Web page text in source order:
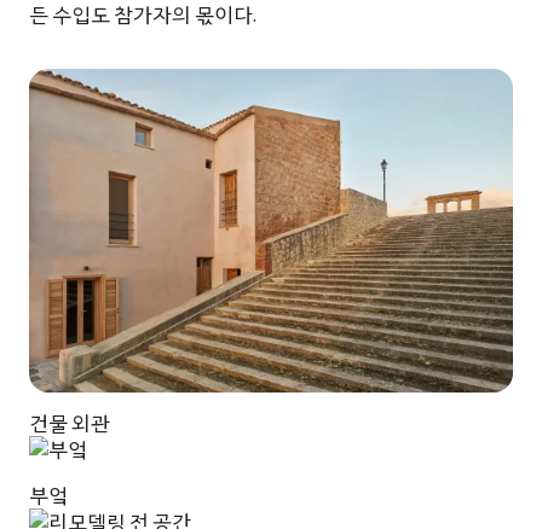
든 수입도 참가자의 몫이다.
건물 외관
부엌